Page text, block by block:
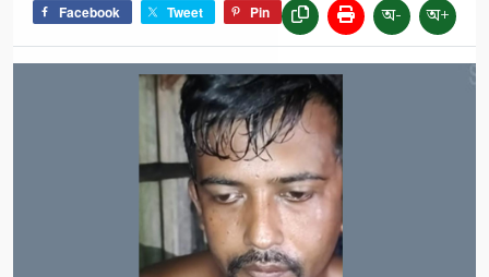
Facebook Tweet Pin অ- অ+